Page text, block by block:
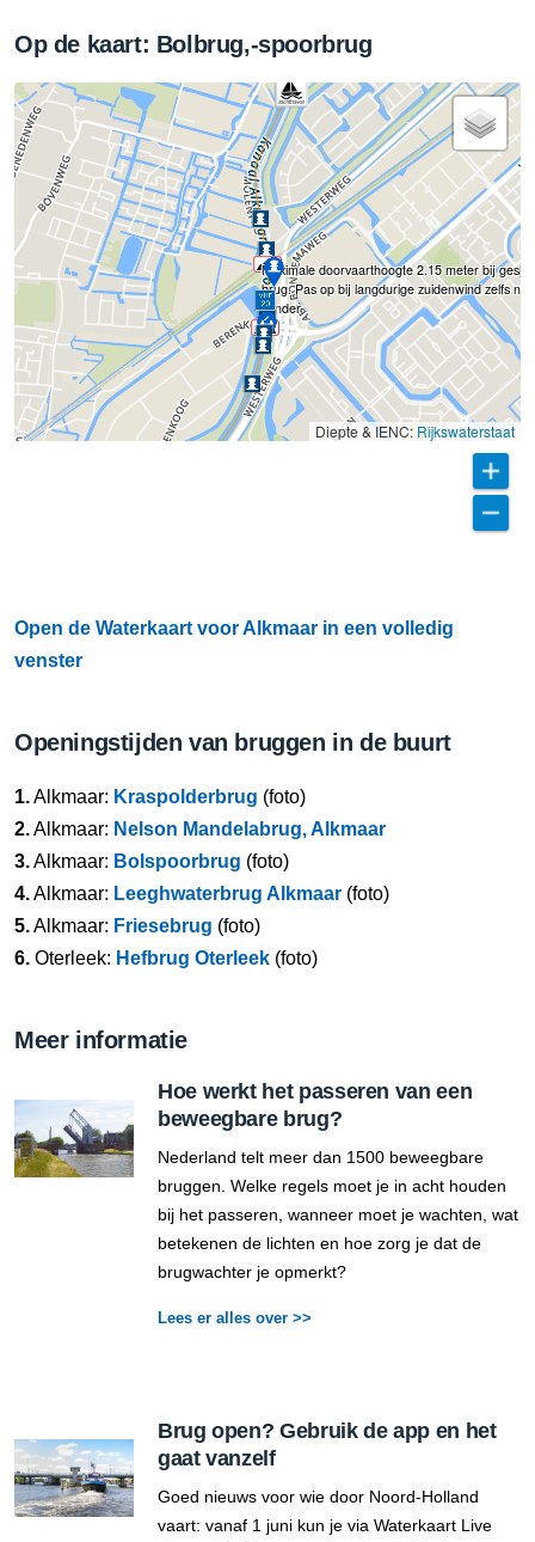
Op de kaart: Bolbrug,-spoorbrug
Maximale doorvaarthoogte 2.15 meter bij
brug. Pas op bij langdurige zuidenwind zelfs
minder
Diepte & IENC: Rijkswaterstaat
Open de Waterkaart voor Alkmaar in een volledig
venster
Openingstijden van bruggen in de buurt
1.Alkmaar: Kraspolderbrug (foto)
2.Alkmaar: Nelson Mandelabrug, Alkmaar
3.Alkmaar: Bolspoorbrug (foto)
4.Alkmaar: Leeghwaterbrug Alkmaar (foto)
5.Alkmaar: Friesebrug (foto)
6. Oterleek: Hefbrug Oterleek (foto)
Meer informatie
Hoe werkt het passeren van een
beweegbare brug?
Nederland telt meer dan 1500 beweegbare
bruggen. Welke regels moet je in acht houden
bij het passeren, wanneer moet je wachten, wat
betekenen de lichten en hoe zorg je dat de
brugwachter je opmerkt?
Lees er alles over >>
Brug open? Gebruik de app en het
gaat vanzelf
Goed nieuws voor wie door Noord-Holland
vaart: vanaf 1 juni kun je via Waterkaart Live